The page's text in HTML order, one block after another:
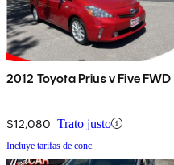
2012 Toyota Prius v Five FWD
$12,080 Trato justo
Incluye tarifas de conc.